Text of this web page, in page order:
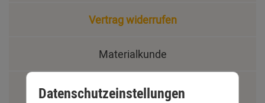
Vertrag widerrufen
Materialkunde
Fachbegriffe
Datenschutzeinstellungen